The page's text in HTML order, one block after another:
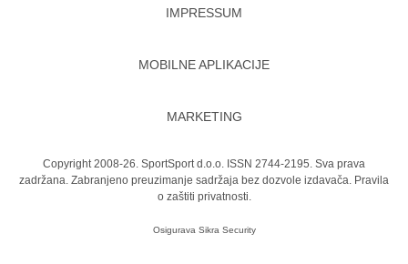
IMPRESSUM
MOBILNE APLIKACIJE
MARKETING
Copyright 2008-26. SportSport d.o.o. ISSN 2744-2195. Sva prava
zadržana. Zabranjeno preuzimanje sadržaja bez dozvole izdavača. Pravila
o zaštiti privatnosti.
Osigurava Sikra Security